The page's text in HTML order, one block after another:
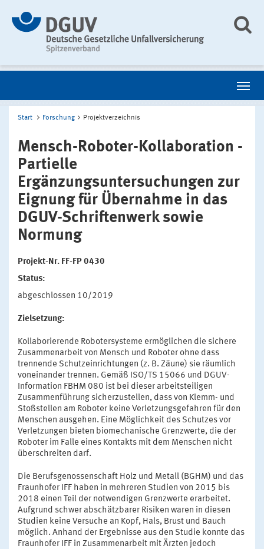
Start Forschung Projektverzeichnis
Mensch-Roboter-Kollaboration -
Partielle
Ergänzungsuntersuchungen zur
Eignung für Übernahme in das
DGUV-Schriftenwerk sowie
Normung
Projekt-Nr. FF-FP 0430
Status:
abgeschlossen 10/2019
Zielsetzung:
Kollaborierende Robotersysteme ermöglichen die sichere
Zusammenarbeit von Mensch und Roboter ohne dass
trennende Schutzeinrichtungen (z. B. Zäune) sie räumlich
voneinander trennen. Gemäß ISO/TS 15066 und DGUV-
Information FBHM 080 ist bei dieser arbeitsteiligen
Zusammenführung sicherzustellen, dass von Klemm- und
Stoßstellen am Roboter keine Verletzungsgefahren für den
Menschen ausgehen. Eine Möglichkeit des Schutzes vor
Verletzungen bieten biomechanische Grenzwerte, die der
Roboter im Falle eines Kontakts mit dem Menschen nicht
überschreiten darf.
Die Berufsgenossenschaft Holz und Metall (BGHM) und das
Fraunhofer IFF haben in mehreren Studien von 2015 bis
2018 einen Teil der notwendigen Grenzwerte erarbeitet.
Aufgrund schwer abschätzbarer Risiken waren in diesen
Studien keine Versuche an Kopf, Hals, Brust und Bauch
möglich. Anhand der Ergebnisse aus den Studie konnte das
Fraunhofer IFF in Zusammenarbeit mit Ärzten jedoch